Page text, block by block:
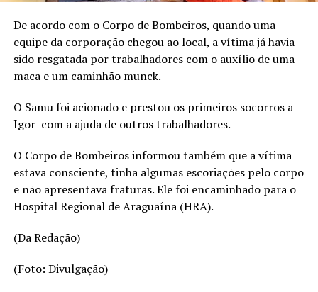
De acordo com o Corpo de Bombeiros, quando uma
equipe da corporação chegou ao local, a vítima já havia
sido resgatada por trabalhadores com o auxílio de uma
maca e um caminhão munck.
O Samu foi acionado e prestou os primeiros socorros a
Igor com a ajuda de outros trabalhadores.
O Corpo de Bombeiros informou também que a vítima
estava consciente, tinha algumas escoriações pelo corpo
e não apresentava fraturas. Ele foi encaminhado para o
Hospital Regional de Araguaína (HRA).
(Da Redação)
(Foto: Divulgação)